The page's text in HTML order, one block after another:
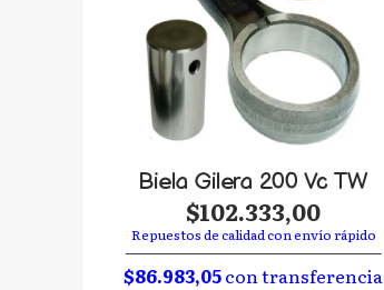
Biela Gilera 200 Vc TW
$102.333,00
Repuestos de calidad con envío rápido
$86.983,05con transferencia